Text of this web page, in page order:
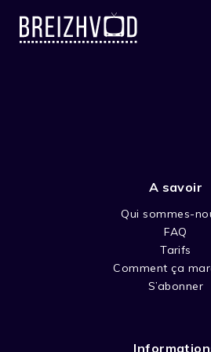
LES
A savoir
Qui sommes-
FAQ
Tarifs
Comment ça
S’abonner